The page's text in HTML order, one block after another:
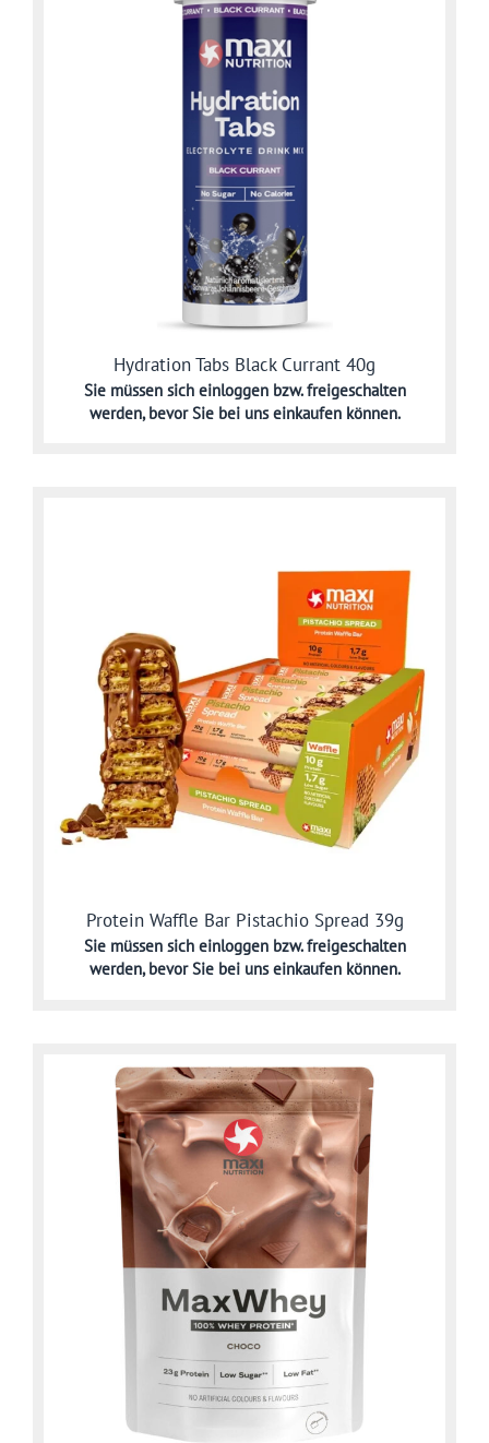
Hydration Tabs Black Currant 40g
Sie müssen sich einloggen bzw. freigeschalten
werden,bevor Sie bei uns einkaufen können.
Protein Waffle Bar Pistachio Spread 39g
Sie müssen sich einloggen bzw. freigeschalten
werden,bevor Sie bei uns einkaufen können.